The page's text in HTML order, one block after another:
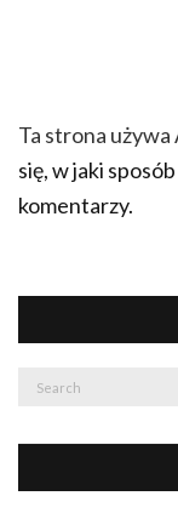
Ta strona
się, w jaki
komentarzy.